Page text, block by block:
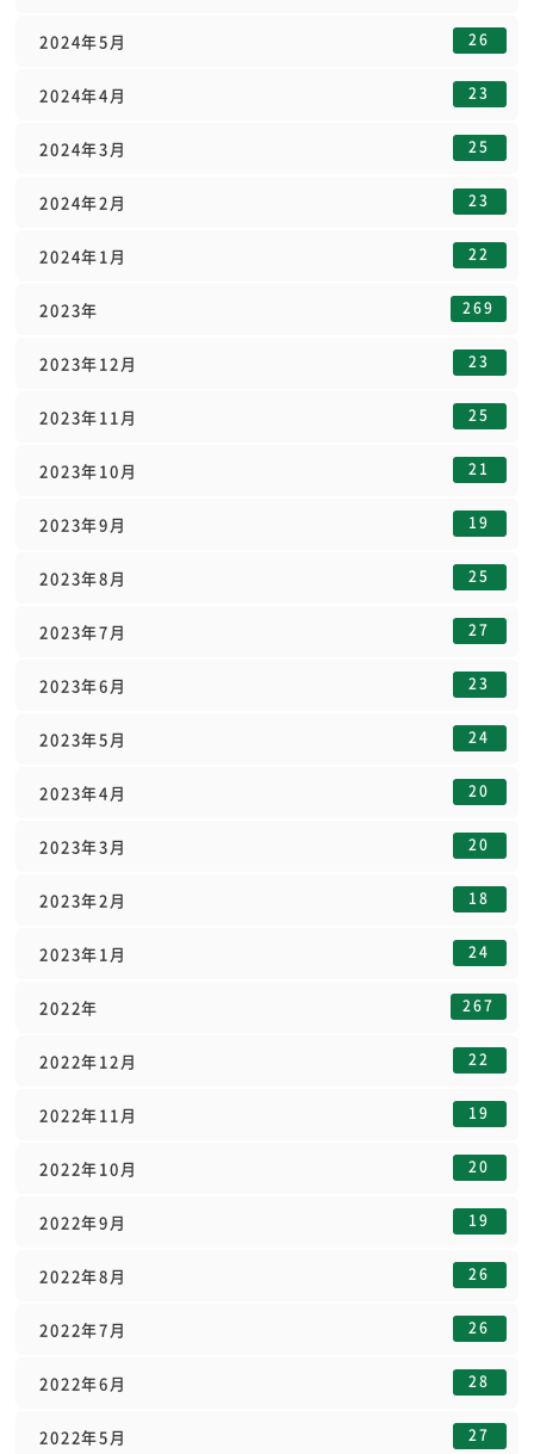
2024年5月 26
2024年4月 23
2024年3月 25
2024年2月 23
2024年1月 22
2023年 269
2023年12月 23
2023年11月 25
2023年10月 21
2023年9月 19
2023年8月 25
2023年7月 27
2023年6月 23
2023年5月 24
2023年4月 20
2023年3月 20
2023年2月 18
2023年1月 24
2022年 267
2022年12月 22
2022年11月 19
2022年10月 20
2022年9月 19
2022年8月 26
2022年7月 26
2022年6月 28
2022年5月 27